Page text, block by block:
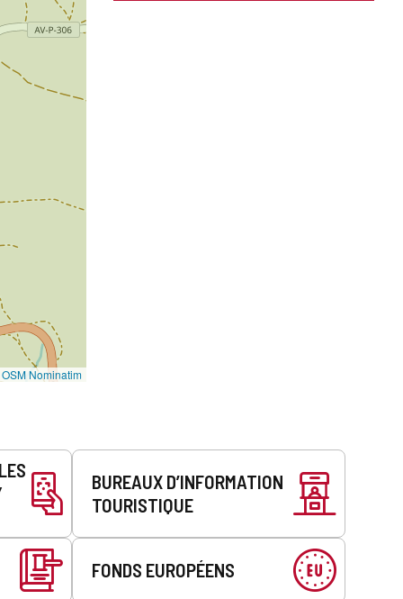
OSM Nominatim
BUREAUX D’INFORMATION
TOURISTIQUE
FONDS EUROPÉENS